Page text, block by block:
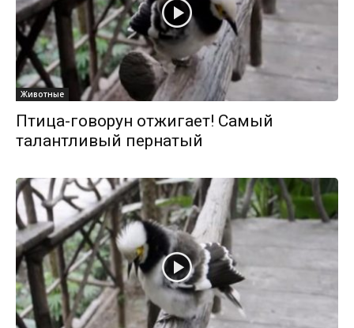
Животные
Птица-говорун отжигает! Самый
талантливый пернатый